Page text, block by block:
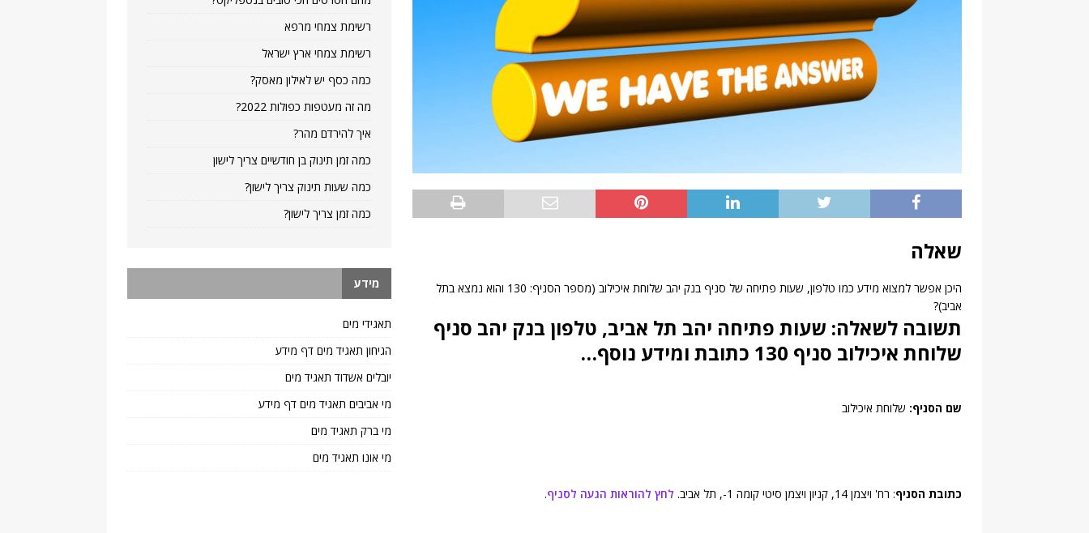
שאלה
היכן אפשר למצוא מידע כמו טלפון, שעות פתיחה של סניף בנק יהב שלוחת איכילוב (מספר הסניף: 130 והוא נמצא בתל
אביב)?
תשובה לשאלה: שעות פתיחה יהב תל אביב, טלפון בנק יהב סניף
שלוחת איכילוב סניף 130 כתובת ומידע נוסף…
שם הסניף: שלוחת איכילוב
כתובת הסניף: רח' ויצמן 14, קניון ויצמן סיטי קומה 1-, תל אביב. לחץ להוראות הגעה לסניף.
רשימת צמחי מרפא
רשימת צמחי ארץ ישראל
כמה כסף יש לאילון מאסק?
מה זה מעטפות כפולות 2022?
איך להירדם מהר?
כמה זמן תינוק בן חודשיים צריך לישון
כמה שעות תינוק צריך לישון?
כמה זמן צריך לישון?
מידע
תאגידי מים
הגיחון תאגיד מים דף מידע
יובלים אשדוד תאגיד מים
מי אביבים תאגיד מים דף מידע
מי ברק תאגיד מים
מי אונו תאגיד מים